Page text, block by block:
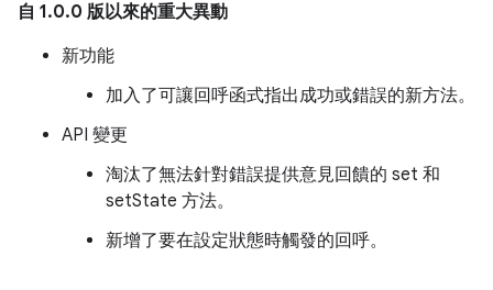
自 1.0.0 版以來的重大異動
新功能
加入了可讓回呼函式指出成功或錯誤的新方法。
API 變更
淘汰了無法針對錯誤提供意見回饋的 set 和
setState 方法。
新增了要在設定狀態時觸發的回呼。